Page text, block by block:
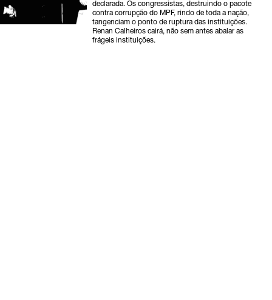
declarada. Os congressistas, destruindo o pacote
contra corrupção do MPF, rindo de toda a nação,
tangenciam o ponto de ruptura das instituições.
Renan Calheiros cairá, não sem antes abalar as
frágeis instituições.